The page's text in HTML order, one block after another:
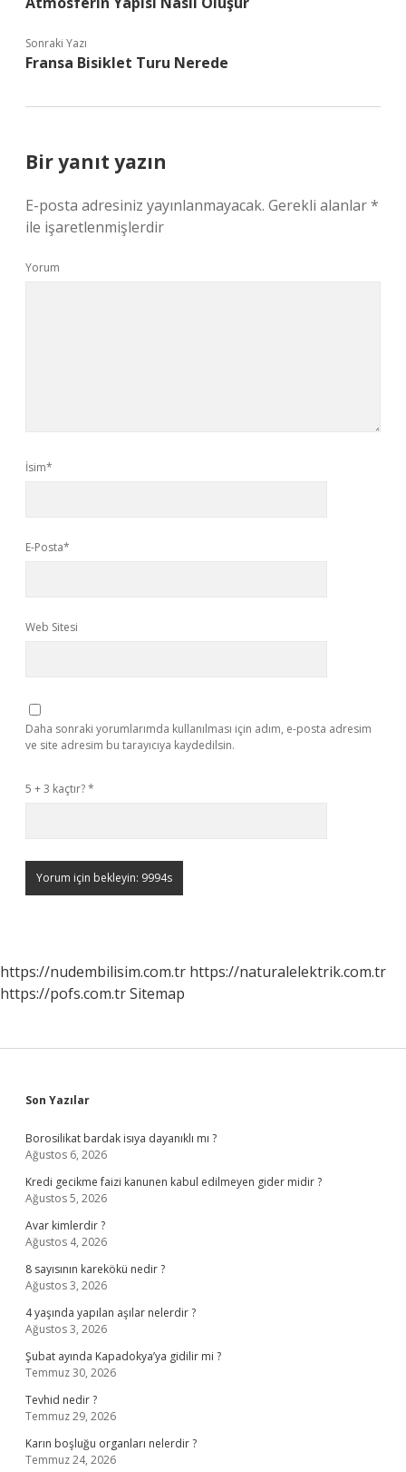
Sonraki Yazı
Fransa Bisiklet Turu Nerede
Bir yanıt yazın
E-posta adresiniz yayınlanmayacak. Gerekli alanlar*
ile işaretlenmişlerdir
Yorum
İsim*
E-Posta*
Web Sitesi
Daha sonraki yorumlarımda kullanılması için adım, e-posta adresim
ve site adresim bu tarayıcıya kaydedilsin.
5 + 3 kaçtır?*
https://nudembilisim.com.tr https://naturalelektrik.com.tr
https://pofs.com.trSitemap
Sidebar
Son Yazılar
Borosilikat bardak isıya dayanıklı mı ?
Ağustos 6, 2026
Kredi gecikme faizi kanunen kabul edilmeyen gider midir ?
Ağustos 5, 2026
Avar kimlerdir ?
Ağustos 4, 2026
8 sayısının karekökü nedir ?
Ağustos 3, 2026
4 yaşında yapılan aşılar nelerdir ?
Ağustos 3, 2026
Şubat ayında Kapadokya’ya gidilir mi ?
Temmuz 30, 2026
Tevhid nedir ?
Temmuz 29, 2026
Karın boşluğu organları nelerdir ?
Temmuz 24, 2026